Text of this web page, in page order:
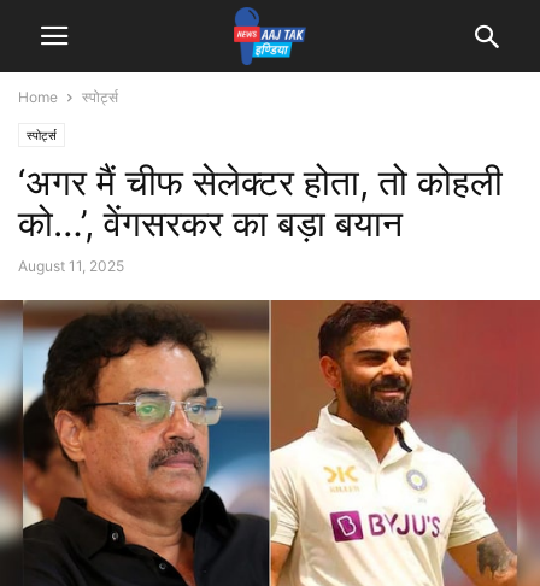
Home स्पोर्ट्स
स्पोर्ट्स
‘अगर मैं चीफ सेलेक्टर होता, तो कोहली
को…’, वेंगसरकर का बड़ा बयान
August 11, 2025